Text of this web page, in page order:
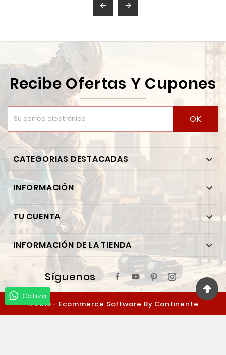
 
Recibe Ofertas Y Cupones
OK
CATEGORIAS DESTACADAS 
INFORMACIÓN 
TU CUENTA 
INFORMACIÓN DE LA TIENDA 
Síguenos
© 2019 - Ecommerce Software By Continente
Ferretero™
Cotiza